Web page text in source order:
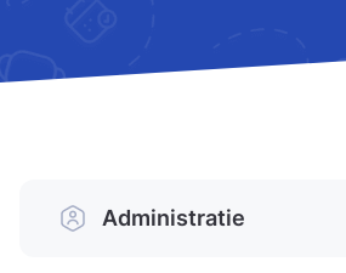
Administratie